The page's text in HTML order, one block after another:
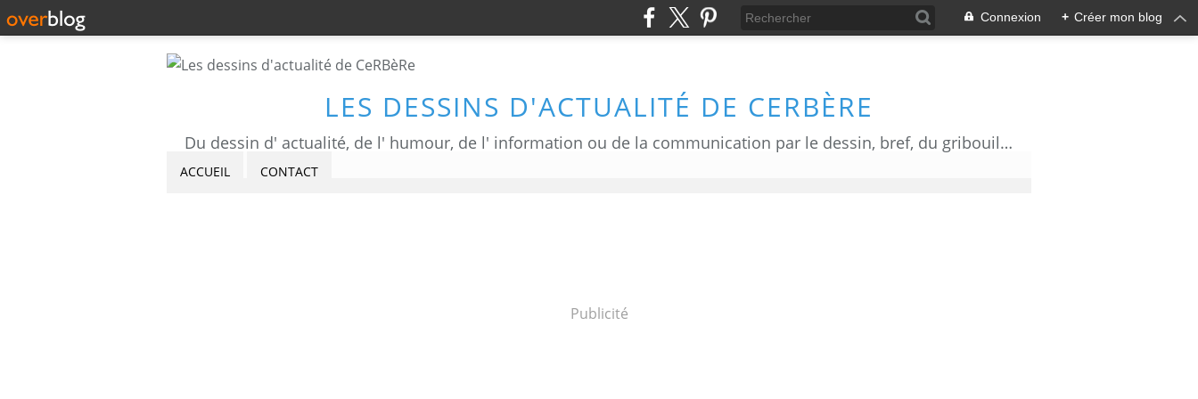
Connexion + Créer mon blog
LES DESSINS D'ACTUALITÉ DE CERBÈRE
Du dessin d' actualité, de l' humour, de l' information ou de la communication par le dessin, bref, du gribouillage!
ACCUEIL CONTACT
Publicité